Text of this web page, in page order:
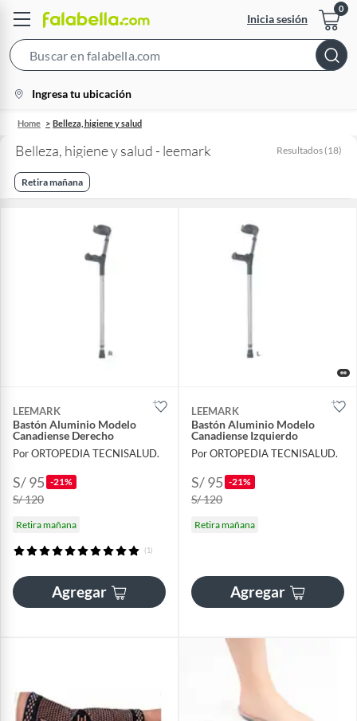
Inicia sesión
Bar
location-
icon
Ingresa tu ubicación
Home Belleza, higiene y salud
Belleza, higiene y salud - leemark Resultados (18)
Retira mañana
LEEMARK
Bastón Aluminio Modelo
Canadiense Derecho
Por ORTOPEDIA TECNISALUD.
S/ 95 -21%
S/ 120
Retira mañana
(1)
Agregar
LEEMARK
Bastón Aluminio Modelo
Canadiense Izquierdo
Por ORTOPEDIA TECNISALUD.
S/ 95 -21%
S/ 120
Retira mañana
Agregar